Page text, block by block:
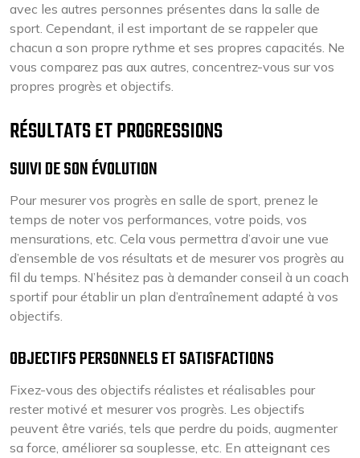
avec les autres personnes présentes dans la salle de
sport. Cependant, il est important de se rappeler que
chacun a son propre rythme et ses propres capacités. Ne
vous comparez pas aux autres, concentrez-vous sur vos
propres progrès et objectifs.
RÉSULTATS ET PROGRESSIONS
SUIVI DE SON ÉVOLUTION
Pour mesurer vos progrès en salle de sport, prenez le
temps de noter vos performances, votre poids, vos
mensurations, etc. Cela vous permettra d’avoir une vue
d’ensemble de vos résultats et de mesurer vos progrès au
fil du temps. N’hésitez pas à demander conseil à un coach
sportif pour établir un plan d’entraînement adapté à vos
objectifs.
OBJECTIFS PERSONNELS ET SATISFACTIONS
Fixez-vous des objectifs réalistes et réalisables pour
rester motivé et mesurer vos progrès. Les objectifs
peuvent être variés, tels que perdre du poids, augmenter
sa force, améliorer sa souplesse, etc. En atteignant ces